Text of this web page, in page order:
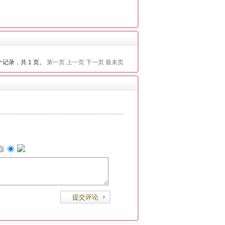
记录，共 1 页。 第一页 上一页 下一页 最末页